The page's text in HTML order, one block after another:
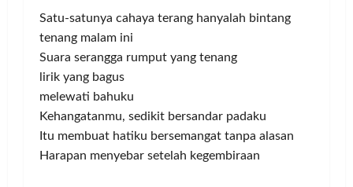
Satu-satunya cahaya terang hanyalah bintang
tenang malam ini
Suara serangga rumput yang tenang
lirik yang bagus
melewati bahuku
Kehangatanmu, sedikit bersandar padaku
Itu membuat hatiku bersemangat tanpa alasan
Harapan menyebar setelah kegembiraan